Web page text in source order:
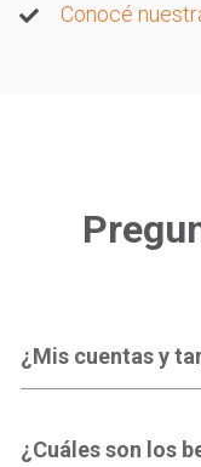
Conocé
¿Mis cuentas y
¿Cuáles son los